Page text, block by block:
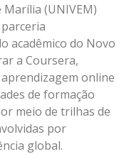
(UNIVEM)
acadêmico do Novo
a Coursera,
online
de formação
meio de trilhas de
por
global.